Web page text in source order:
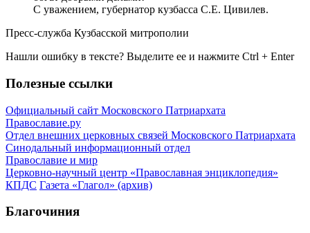
С уважением, губернатор кузбасса С.Е. Цивилев.
Пресс-служба Кузбасской митрополии
Нашли ошибку в тексте? Выделите ее и нажмите Ctrl + Enter
Полезные ссылки
Официальный сайт Московского Патриархата
Православие.ру
Отдел внешних церковных связей Московского Патриархата
Синодальный информационный отдел
Православие и мир
Церковно-научный центр «Православная энциклопедия»
КПДС Газета «Глагол» (архив)
Благочиния